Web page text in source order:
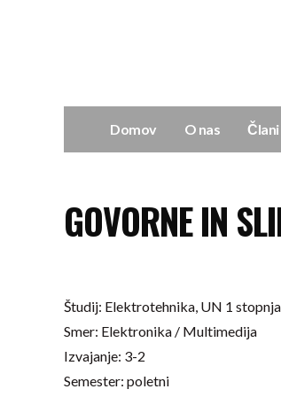
Domov O nas Člani
GOVORNE IN
Študij: Elektrotehnika, UN 1 stopnja
Smer: Elektronika / Multimedija
Izvajanje: 3-2
Semester: poletni